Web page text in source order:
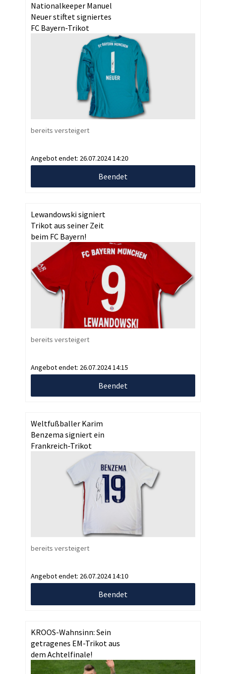
Nationalkeeper Manuel
Neuer stiftet signiertes
FC Bayern-Trikot
bereits versteigert
Angebot endet: 26.07.2024 14:20
Beendet
Lewandowski signiert
Trikot aus seiner Zeit
beim FC Bayern!
bereits versteigert
Angebot endet: 26.07.2024 14:15
Beendet
Weltfußballer Karim
Benzema signiert ein
Frankreich-Trikot
bereits versteigert
Angebot endet: 26.07.2024 14:10
Beendet
KROOS-Wahnsinn: Sein
getragenes EM-Trikot aus
dem Achtelfinale!